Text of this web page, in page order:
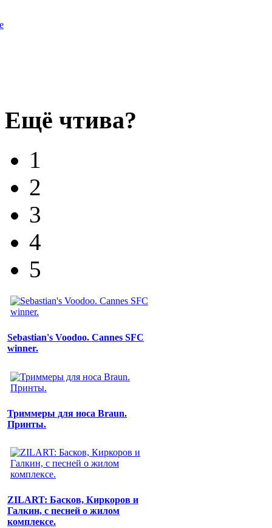
Ещё чтива?
1
2
3
4
5
Sebastian's Voodoo. Cannes SFC
winner.
Триммеры для носа Braun.
Принты.
ZILART: Басков, Киркоров и
Галкин, с песней о жилом
комплексе.